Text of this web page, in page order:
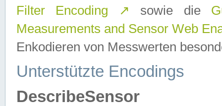
Filter Encoding
↗ sowie die
Measurements and Sensor Web
Enkodieren von Messwerten
Unterstützte Encodings
DescribeSensor